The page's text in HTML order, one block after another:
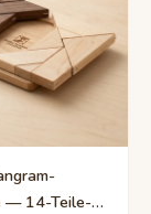
— 14-Teile-